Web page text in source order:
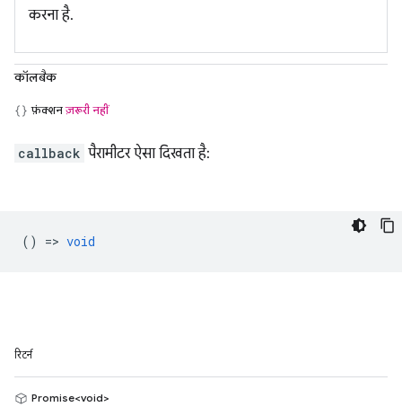
करना है.
कॉलबैक
फ़ंक्शनज़रूरी नहीं
callback पैरामीटर ऐसा दिखता है:
() => void
रिटर्न
Promise<void>